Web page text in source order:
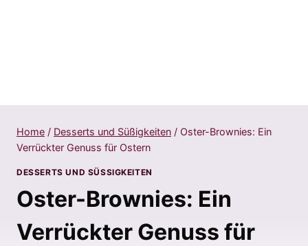
Home / Desserts und Süßigkeiten / Oster-Brownies: Ein
Verrückter Genuss für Ostern
DESSERTS UND SÜSSIGKEITEN
Oster-Brownies: Ein
Verrückter Genuss für